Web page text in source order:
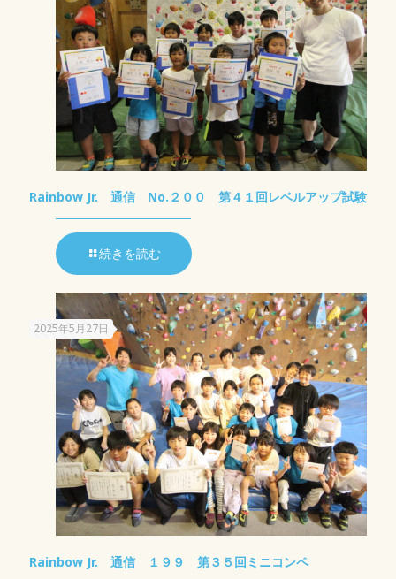
Rainbow Jr. 通信 No.２００ 第４１回レベルアップ試験
続きを読む
2025年5月27日
Rainbow Jr. 通信 １９９ 第３５回ミニコンペ